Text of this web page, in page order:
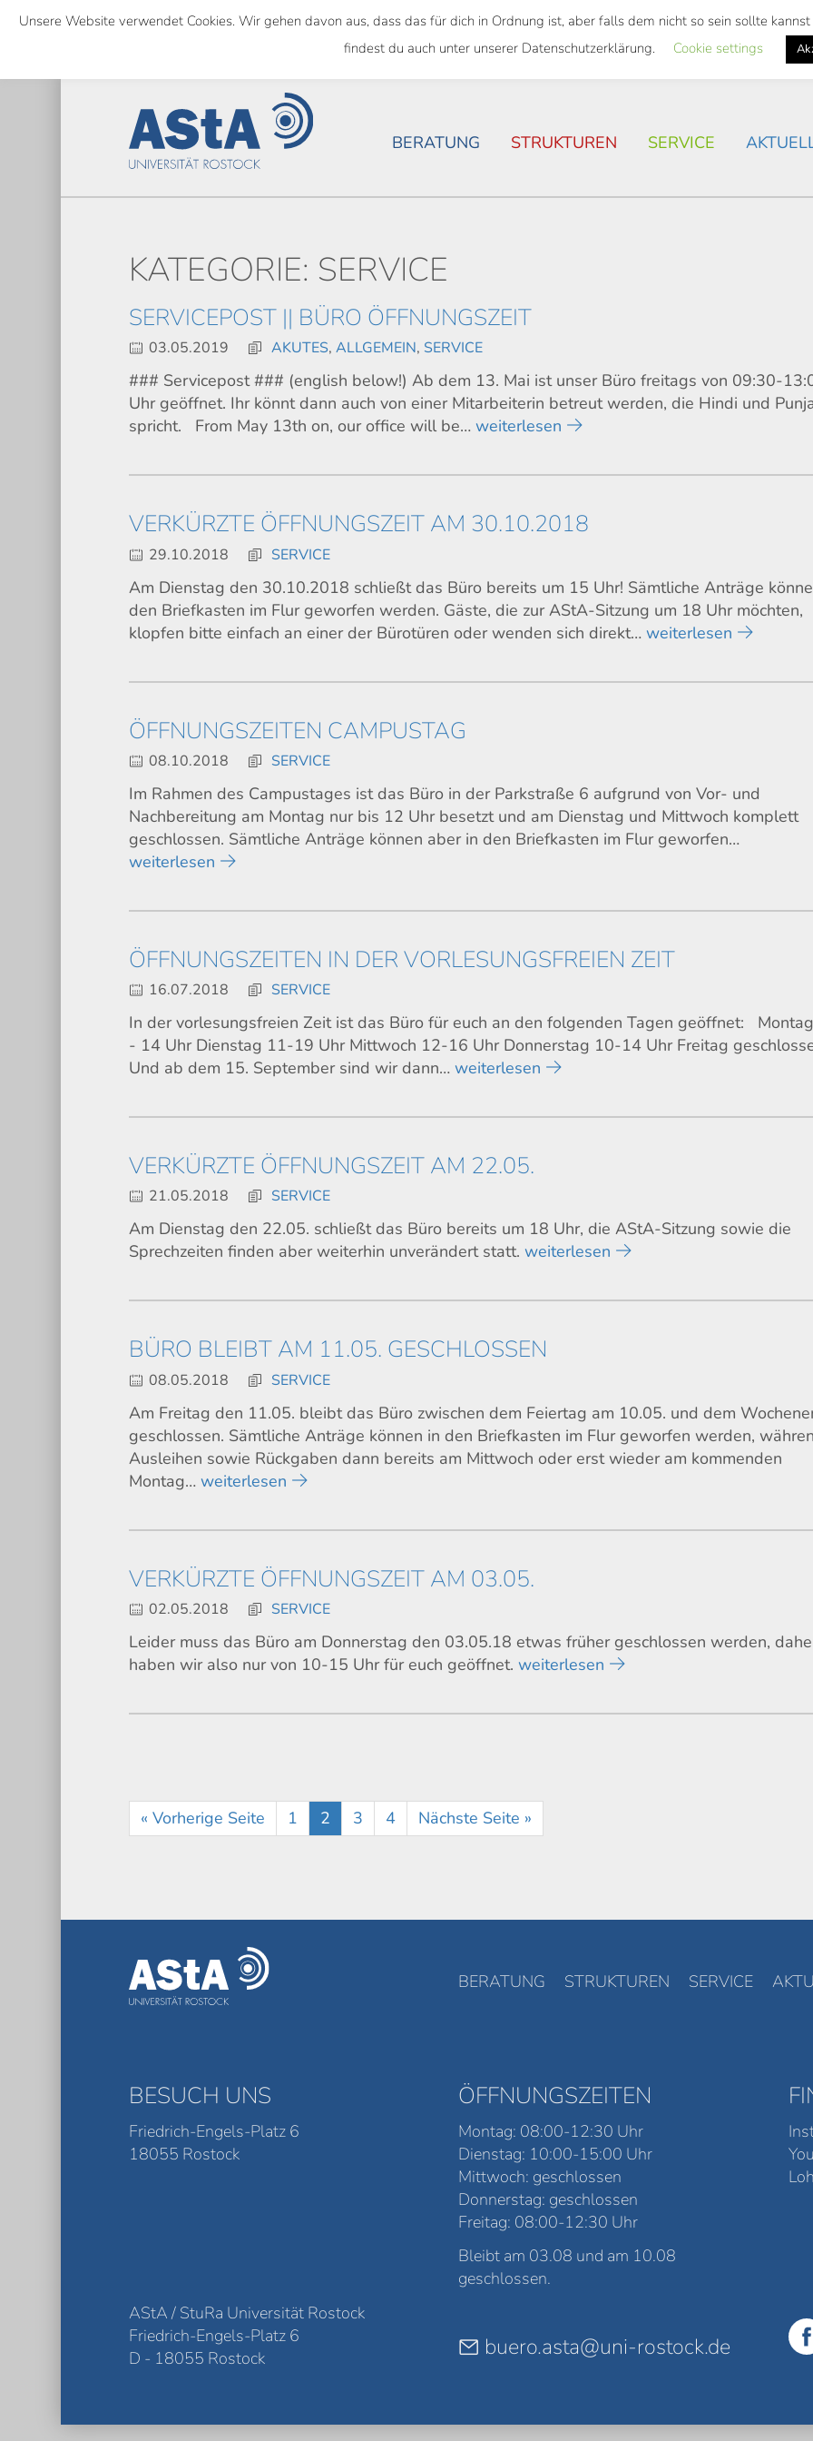
Skip
content
SEMESTERTICKET ALS BUNDESWEITES TICKET
BERATUNG STRUKTUREN SERVICE
KATEGORIE: SERVICE
SERVICEPOST || BÜRO ÖFFNUNGSZEIT
03.05.2019 AKUTES,ALLGEMEIN, SERVICE
### Servicepost ### (english below!) Ab dem 13. Mai ist unser Büro freitags von 09:30-
Uhr geöffnet. Ihr könnt dann auch von einer Mitarbeiterin betreut werden, die Hindi und
spricht. From May 13th on, our office will be…weiterlesen
VERKÜRZTE ÖFFNUNGSZEIT AM 30.10.2018
29.10.2018 SERVICE
Am Dienstag den 30.10.2018 schließt das Büro bereits um 15 Uhr! Sämtliche Anträge
den Briefkasten im Flur geworfen werden. Gäste, die zur AStA-Sitzung um 18 Uhr möchten,
klopfen bitte einfach an einer der Bürotüren oder wenden sich direkt…weiterlesen
ÖFFNUNGSZEITEN CAMPUSTAG
08.10.2018 SERVICE
Im Rahmen des Campustages ist das Büro in der Parkstraße 6 aufgrund von Vor- und
Nachbereitung am Montag nur bis 12 Uhr besetzt und am Dienstag und Mittwoch komplett
geschlossen. Sämtliche Anträge können aber in den Briefkasten im Flur geworfen…
weiterlesen
ÖFFNUNGSZEITEN IN DER VORLESUNGSFREIEN ZEIT
16.07.2018 SERVICE
In der vorlesungsfreien Zeit ist das Büro für euch an den folgenden Tagen geöffnet:
- 14 Uhr Dienstag 11-19 Uhr Mittwoch 12-16 Uhr Donnerstag 10-14 Uhr Freitag
Und ab dem 15. September sind wir dann…weiterlesen
VERKÜRZTE ÖFFNUNGSZEIT AM 22.05.
21.05.2018 SERVICE
Am Dienstag den 22.05. schließt das Büro bereits um 18 Uhr, die AStA-Sitzung sowie die
Sprechzeiten finden aber weiterhin unverändert statt.weiterlesen
BÜRO BLEIBT AM 11.05. GESCHLOSSEN
08.05.2018 SERVICE
Am Freitag den 11.05. bleibt das Büro zwischen dem Feiertag am 10.05. und dem
geschlossen. Sämtliche Anträge können in den Briefkasten im Flur geworfen werden,
Ausleihen sowie Rückgaben dann bereits am Mittwoch oder erst wieder am kommenden
Montag…weiterlesen
VERKÜRZTE ÖFFNUNGSZEIT AM 03.05.
02.05.2018 SERVICE
Leider muss das Büro am Donnerstag den 03.05.18 etwas früher geschlossen werden,
haben wir also nur von 10-15 Uhr für euch geöffnet.weiterlesen
« Vorherige Seite 1 2 3 4 Nächste Seite »
BERATUNG STRUKTUREN SERVICE
BESUCH UNS
Friedrich-Engels-Platz 6
18055 Rostock
ÖFFNUNGSZEITEN
Montag: 08:00-12:30 Uhr
Dienstag: 10:00-15:00 Uhr
Mittwoch: geschlossen
Donnerstag: geschlossen
Freitag: 08:00-12:30 Uhr
Bleibt am 03.08 und am 10.08
geschlossen.
AStA / StuRa Universität Rostock
Friedrich-Engels-Platz 6
D - 18055 Rostock
buero.asta@uni-rostock.de
Unsere Website verwendet Cookies. Wir gehen davon aus, dass das für dich in Ordnung ist, aber falls dem nicht so sein sollte
findest du auch unter unserer Datenschutzerklärung.
Cookie settings